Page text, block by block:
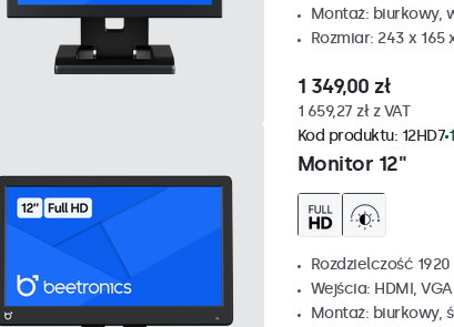
Montaż: biurkowy,
Rozmiar: 243 x 165
1 349,00 zł
1 659,27 zł z VAT
Monitor 12"
Kod produktu: 12HD7
Rozdzielczość
Wejścia: HDMI,
Montaż: biurkowy,